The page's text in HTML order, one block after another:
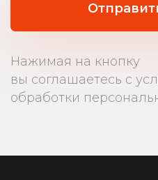
Нажимая на кнопку
вы соглашаетесь с
обработки